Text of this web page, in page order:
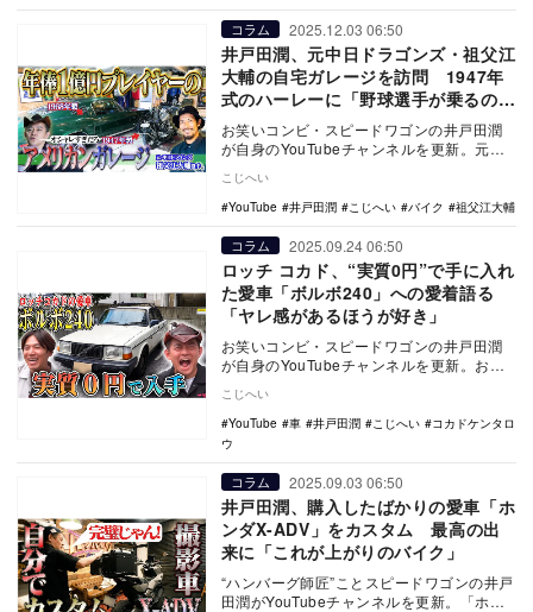
コラム 2025.12.03 06:50
井戸田潤、元中日ドラゴンズ・祖父江
大輔の自宅ガレージを訪問 1947年
式のハーレーに「野球選手が乗るのす
ごい」
お笑いコンビ・スピードワゴンの井戸田潤
が自身のYouTubeチャンネルを更新。元プ
た。
こじへい
YouTube
井戸田潤 こじへい バイク 祖父江大輔
コラム 2025.09.24 06:50
ロッチ コカド、“実質0円”で手に入れ
た愛車「ボルボ240」への愛着語る
「ヤレ感があるほうが好き」
お笑いコンビ・スピードワゴンの井戸田潤
が自身のYouTubeチャンネルを更新。お笑
た。
こじへい
YouTube
車 井戸田潤 こじへい
コカドケンタロ
ウ
コラム 2025.09.03 06:50
井戸田潤、購入したばかりの愛車「ホ
ンダX-ADV」をカスタム 最高の出
来に「これが上がりのバイク」
“ハンバーグ師匠”ことスピードワゴンの井戸
田潤がYouTubeチャンネルを更新。「ホン